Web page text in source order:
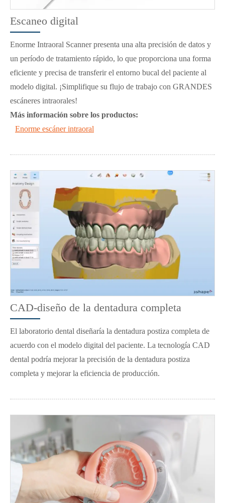
Escaneo digital
Enorme Intraoral Scanner presenta una alta precisión de datos y
un período de tratamiento rápido, lo que proporciona una forma
eficiente y precisa de transferir el entorno bucal del paciente al
modelo digital. ¡Simplifique su flujo de trabajo con GRANDES
escáneres intraorales!
Más información sobre los productos:
Enorme escáner intraoral
CAD-diseño de la dentadura completa
El laboratorio dental diseñaría la dentadura postiza completa de
acuerdo con el modelo digital del paciente. La tecnología CAD
dental podría mejorar la precisión de la dentadura postiza
completa y mejorar la eficiencia de producción.